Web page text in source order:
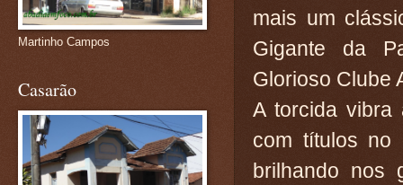
mais um
Gigante da
Glorioso Clube
A torcida vibra
com títulos no
brilhando nos
Martinho Campos
Casarão